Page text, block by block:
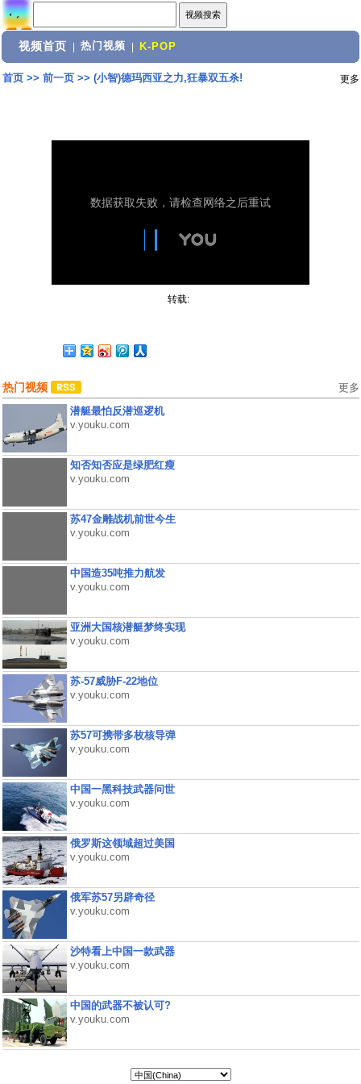
视频首页 热门视频 K-POP
首页>> 前一页>> (小智)德玛西亚之力,狂暴双五杀! 更多
转载:
热门视频 更多
潜艇最怕反潜巡逻机
v.youku.com
知否知否应是绿肥红瘦
v.youku.com
苏47金雕战机前世今生
v.youku.com
中国造35吨推力航发
v.youku.com
亚洲大国核潜艇梦终实现
v.youku.com
苏-57威胁F-22地位
v.youku.com
苏57可携带多枚核导弹
v.youku.com
中国一黑科技武器问世
v.youku.com
俄罗斯这领域超过美国
v.youku.com
俄军苏57另辟奇径
v.youku.com
沙特看上中国一款武器
v.youku.com
中国的武器不被认可?
v.youku.com